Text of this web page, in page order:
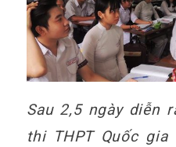
Sau 2,5 ngày diễn
thi THPT Quốc